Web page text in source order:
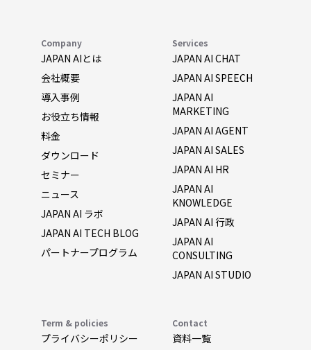
Company
JAPAN AIとは
会社概要
導入事例
お役立ち情報
料金
ダウンロード
セミナー
ニュース
JAPAN AI ラボ
JAPAN AI TECH BLOG
パートナープログラム
Services
JAPAN AI CHAT
JAPAN AI SPEECH
JAPAN AI
MARKETING
JAPAN AI AGENT
JAPAN AI SALES
JAPAN AI HR
JAPAN AI
KNOWLEDGE
JAPAN AI 行政
JAPAN AI
CONSULTING
JAPAN AI STUDIO
Term & policies
プライバシーポリシー
Contact
資料一覧